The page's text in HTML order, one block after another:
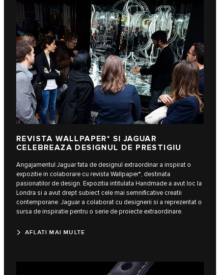
REVISTA WALLPAPER* SI JAGUAR
CELEBREAZA DESIGNUL DE PRESTIGIU
Angajamentul Jaguar fata de designul extraordinar a inspirat o
expozitie in colaborare cu revista Wallpaper*, destinata
pasionatilor de design. Expozitia intitulata Handmade a avut loc la
Londra si a avut drept subiect cele mai semnificative creatii
contemporane. Jaguar a colaborat cu designerii si a reprezentat o
sursa de inspiratie pentru o serie de proiecte extraordinare.
AFLATI MAI MULTE